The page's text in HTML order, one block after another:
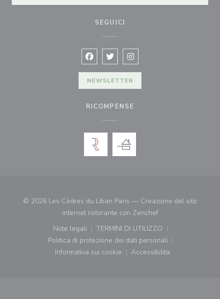
SEGUICI
Facebook ((apre una nuova finestra))
Twitter ((apre una nuova
Instagram ((apre una
NEWSLETTER
RICOMPENSE
© 2026 Les Cèdres du Liban Paris — Creazione del sito
internet ristorante con Zenchef((apre una nuova
Note legali
((apre una nuova finestra))
TERMINI DI UTILIZZO
((apre una nuova finestra))
Politica di protezione dei dati personali
((apre una nuova finestra))
Informativa sui cookie
((apre una nuova finestra))
Accessibilita
((apre una nuova